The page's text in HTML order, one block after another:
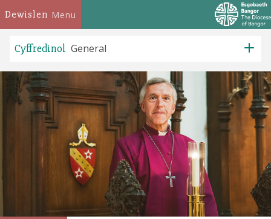
Dewislen Menu
Cyffredinol General